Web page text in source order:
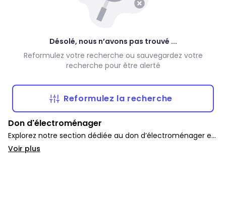
Désolé, nous n’avons pas trouvé ...
Reformulez votre recherche ou sauvegardez votre
recherche pour être alerté
Reformulez la recherche
Don d'électroménager
Explorez notre section dédiée au don d’électroménager et
d’appareils gratuits. Vous y trouverez une large sélection
de fours, lave-vaisselles, micro-ondes, frigos et autres pour
Voir plus